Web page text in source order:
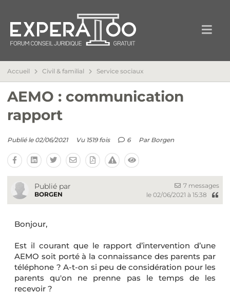
Accueil Civil & familial Service sociaux
AEMO : communication
rapport
Publié le 02/06/2021 Vu 1519 fois 6 Par Borgen
Publié par
BORGEN
7 messages
le 02/06/2021 à 15:38
Bonjour,
Est il courant que le rapport d’intervention d’une
AEMO soit porté à la connaissance des parents par
téléphone ? A-t-on si peu de considération pour les
parents qu'on ne prenne pas le temps de les
recevoir ?